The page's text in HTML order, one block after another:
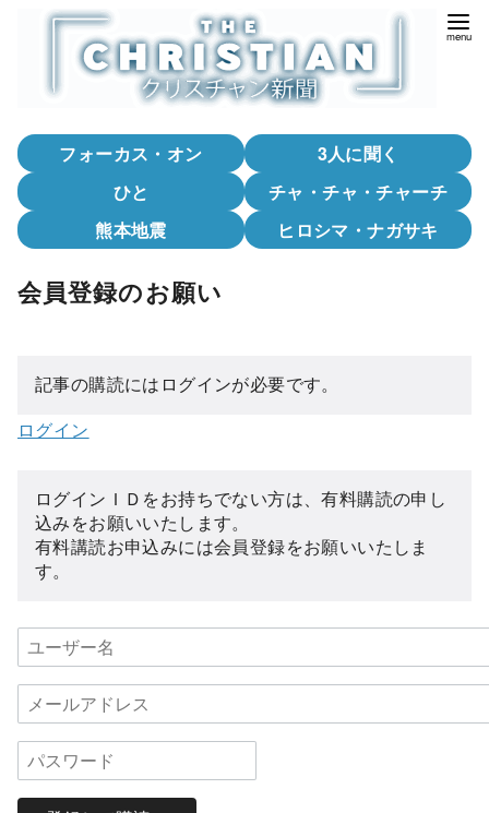
フォーカス・オン
3人に聞く
ひと
チャ・チャ・チャーチ
熊本地震
ヒロシマ・ナガサキ
会員登録のお願い
記事の購読にはログインが必要です。
ログイン
ログインＩＤをお持ちでない方は、有料購読の申し
込みをお願いいたします。
有料講読お申込みには会員登録をお願いいたしま
す。